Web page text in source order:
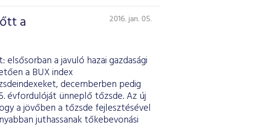
a
2016. jan. 05.
a javuló hazai gazdasági
a BUX index
decemberben pedig
évfordulóját ünneplő tőzsde. Az új
a jövőben a tőzsde fejlesztésével
juthassanak tőkebevonási